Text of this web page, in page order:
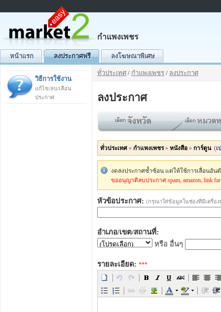
กำแพงเพชร
หน้าแรก ลงประกาศฟรี ลงโฆษณาพิเศษ
วิธีการใช้งาน
แก้ไข/ลบ/เลื่อน
ประกาศ
ทั่วประเทศ / กำแพงเพชร / ลงประกาศ
ลงประกาศ
ทั่วประเทศ » กำแพงเพชร» หนังสือ » การ์ตูน(เ
งดลงประกาศซ้ำซ้อน แต่ให้ใช้การเลื่อนอั
ขออนุญาติลบประกาศ spam, amazon, link
หัวข้อประกาศ: (กรุณาใส่ข้อมูลในช่องที่มีเครื่อ
อำเภอ/เขต/สถานที่:
หรือ อื่นๆ
รายละเอียด: ***